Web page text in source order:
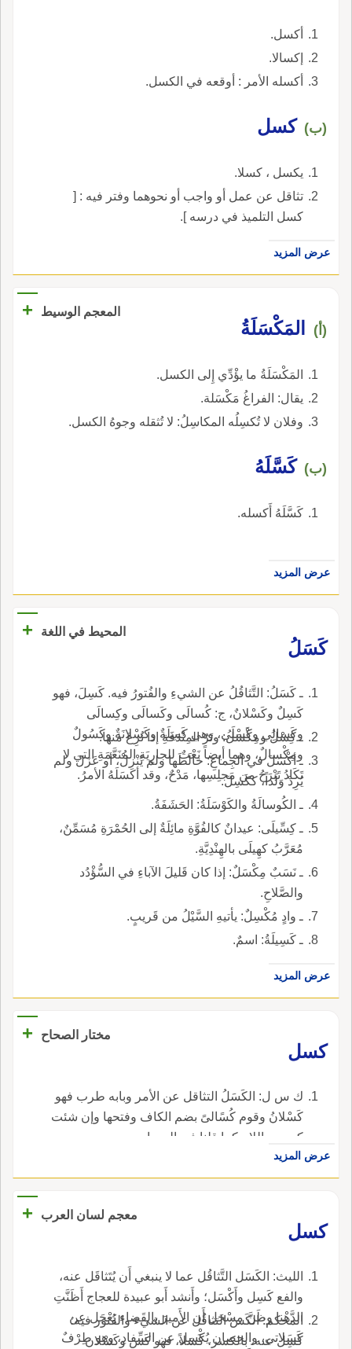
أكسل.
إكسالا.
أكسله الأمر : أوقعه في الكسل.
(ب) كسل
يكسل ، كسلا.
تثاقل عن عمل أو واجب أو نحوهما وفتر فيه : [
كسل التلميذ في درسه ].
عرض المزيد
المعجم الوسيط +
(أ) المَكْسَلَةُ
المَكْسَلَةُ ما يؤْدِّي إِلى الكسل.
يقال: الفراغُ مَكْسَلة.
وفلان لا تُكسِلُه المكاسِلُ: لا تُثقله وجوهُ الكسل.
(ب) كَسَّلَهُ
كَسَّلَهُ أَكسله.
عرض المزيد
المحيط في اللغة
+
كَسَلُ
ـ كَسَلُ: التَّثاقُلُ عن الشيءِ والفُتورُ فيه. كَسِلَ، فهو
كَسِلٌ وكَسْلانٌ، ج: كُسالَى وكَسالَى وكِسالَى
وكَسالِي وكَسْلَى، وهي كَسِلَةٌ وكَسْلانَةٌ وكَسُولٌ
ومِكْسالٌ، وهما أيضاً نَعْتٌ للجارِيَةِ المُنَعَّمَةِ التي لا
تَكَادُ تَبْرَحُ من مَجلِسِها، مَدْحٌ، وقد أكسَلَهُ الأمرُ.
ـ كِسْلُ ومِكْسَلُ: وتَرُ المِنْدَفَةِ إذا نُزِعَ منها.
ـ أكْسَلَ في الجِماعِ: خالَطَها ولم يُنْزِلْ، أو عَزَلَ ولم
يُرِدْ وَلَداً، ككَسِلَ.
ـ الكُوسالَةُ والكَوْسَلَةُ: الحَشَفَةُ.
ـ كِسِّيلَى: عيدانٌ كالفُوَّةِ مائِلَةٌ إلى الحُمْرَةِ مُسَمِّنٌ،
مُعَرَّبُ كهِيلَى بالهِنْدِيَّةِ.
ـ نَسَبٌ مِكْسَلٌ: إذا كان قَليلَ الآباءِ في السُّؤْدُد
والصَّلاحِ.
ـ وادٍ مُكْسِلٌ: يأتيهِ السَّيْلُ من قَريبٍ.
ـ كَسِيلَةُ: اسمٌ.
عرض المزيد
مختار الصحاح
+
كسل
ك س ل: الكَسَلُ التثاقل عن الأمر وبابه طرب فهو
كَسْلانُ وقوم كُسًالىً بضم الكاف وفتحها وإن شئت
كسرت اللام كما قلنا في الصحارى.
عرض المزيد
معجم لسان العرب
+
كسل
الليث: الكَسَل التَّثاقُل عما لا ينبغي أَن يُتَثاقَل عنه،
والفع كَسِل وأَكْسَل؛ وأَنشد أَبو عبيدة للعجاج أَظَنَّتِ
الدَّهْنا وظَنَّ مِسْحَل أَن الأَميرَ بالقَضاء يَعْجَل عن
كَسَلاتي، والحِصان يُكْسِل عن السِّفادِ، وهو طِرْفٌ
المحكم: الكَسَ التثاقُل عن الشيء والفُتور فيه؛
كَسِل عنه، بالكسر، كَسَلاً، فهو كَسِ وكَسْلان